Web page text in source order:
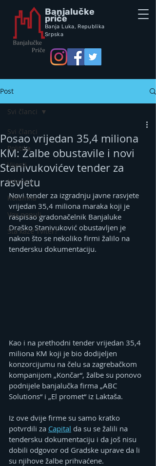
Banjalučke
priče
Banja Luka, Republika
Srpska
Post
Svi članci
Politika
Vijesti
Intervju
Kolumna
Vox populi
Šta kaže Tviter?
Svi članci
Posao vrijedan 35,4 miliona
KM: Žalbe obustavile i novi
Stanivukovićev tender za
rasvjetu
Novi tender za izgradnju javne rasvjete
vrijedan 35,4 miliona maraka koji je
raspisao gradonačelnik Banjaluke
Draško Stanivuković obustavljen je
nakon što se nekoliko firmi žalilo na
tendersku dokumentaciju.
Kao i na prethodni tender vrijedan 35,4
miliona KM koji je bio dodijeljen
konzorcijumu na čelu sa zagrebačkom
kompanijom „Končar“, žalbe su ponovo
podnijele banjalučka firma „ABC
Solutions“ i „El promet“ iz Laktaša.
Iz ove dvije firme su samo kratko
potvrdili za Capital da su se žalili na
tendersku dokumentaciju i da još nisu
dobili odgovor od Gradske uprave da li
su njihove žalbe prihvaćene.